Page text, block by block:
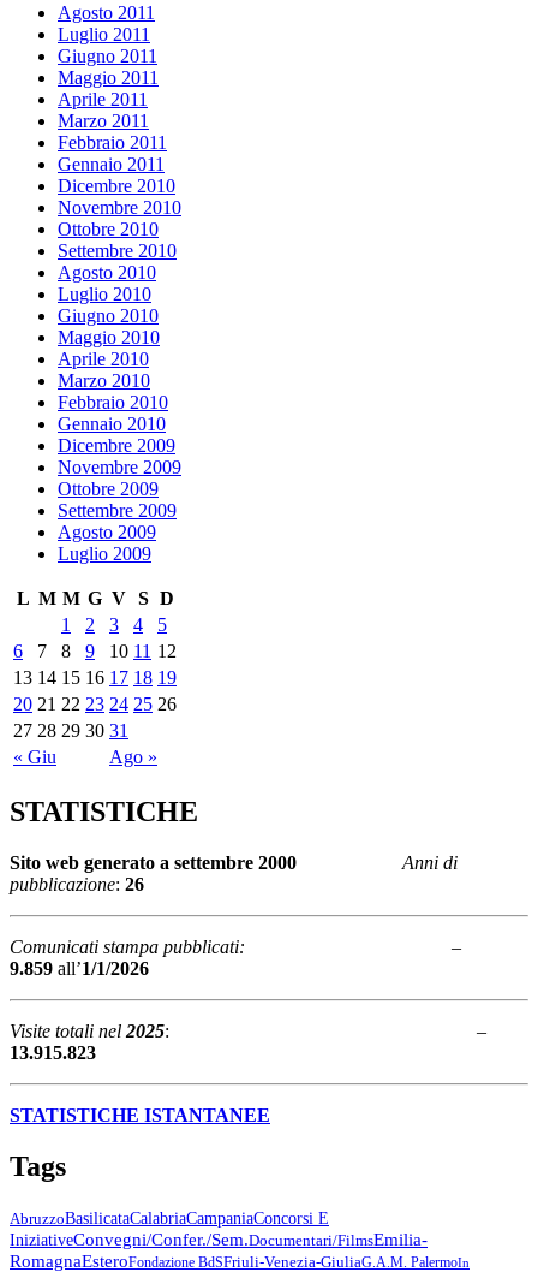
Agosto 2011
Luglio 2011
Giugno 2011
Maggio 2011
Aprile 2011
Marzo 2011
Febbraio 2011
Gennaio 2011
Dicembre 2010
Novembre 2010
Ottobre 2010
Settembre 2010
Agosto 2010
Luglio 2010
Giugno 2010
Maggio 2010
Aprile 2010
Marzo 2010
Febbraio 2010
Gennaio 2010
Dicembre 2009
Novembre 2009
Ottobre 2009
Settembre 2009
Agosto 2009
Luglio 2009
L M M G V S D
« Giu Ago »
1 2 3 4
5
6
7 8 9 10 11 12
13 14 15 16 17 18 19
20 21 22 23 24 25 26
27 28 29 30 31
STATISTICHE
Sito web generato a settembre 2000 Anni di
pubblicazione: 26
Comunicati stampa pubblicati:
–
9.859 all’1/1/2026
Visite totali nel 2025: –
13.915.823
STATISTICHE ISTANTANEE
Tags
AbruzzoBasilicataCalabriaCampaniaConcorsi E
IniziativeConvegni/Confer./Sem.Documentari/FilmsEmilia-
RomagnaEsteroFondazione BdSFriuli-Venezia-GiuliaG.A.M. PalermoIn